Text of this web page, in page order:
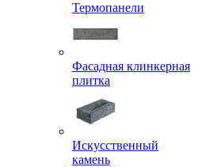
Термопанели
Фасадная клинкерная
плитка
Искусственный
камень